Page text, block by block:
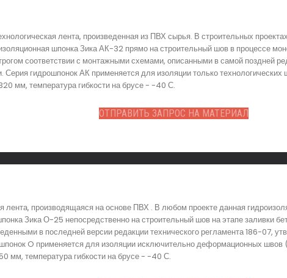
лента, произведенная из ПВХ сырья. В строительных
шпонка Зика АК-32 прямо на строительный шов в процессе
соответствии с монтажными схемами, описанными в самой поздней
Серия гидрошпонок АК применяется для изоляции только
мм, температура гибкости на брусе - -40 С.
ОТПРАВИТЬ ЗАПРОС НА МАТЕРИАЛ
производящаяся на основе ПВХ . В любом проекте данная
Зика О-25 непосредственно на строительный шов на этапе заливки
в последней версии редакции технического регламента 186-07,
O применяется для изоляции исключительно деформационных
мм, температура гибкости на брусе - -40 С.